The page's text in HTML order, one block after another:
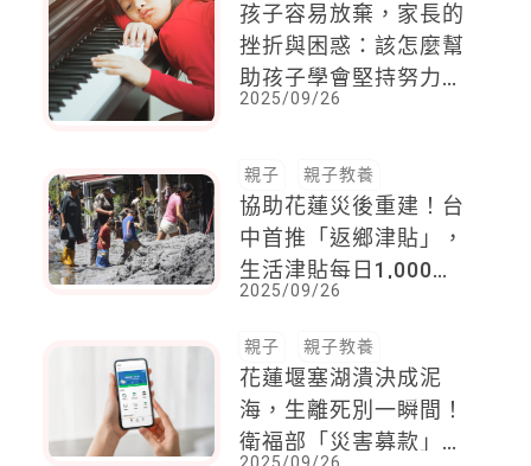
孩子容易放棄，家長的
挫折與困惑：該怎麼幫
助孩子學會堅持努力，
再試看看！
2025/09/26
親子 親子教養
協助花蓮災後重建！台
中首推「返鄉津貼」，
生活津貼每日1,000
元，最高補助1萬元
2025/09/26
親子 親子教養
花蓮堰塞湖潰決成泥
海，生離死別一瞬間！
衛福部「災害募款」啟